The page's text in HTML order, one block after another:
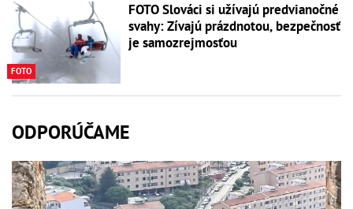
FOTO
FOTO Slováci si užívajú predvianočné
svahy: Zívajú prázdnotou, bezpečnosť
je samozrejmosťou
ODPORÚČAME